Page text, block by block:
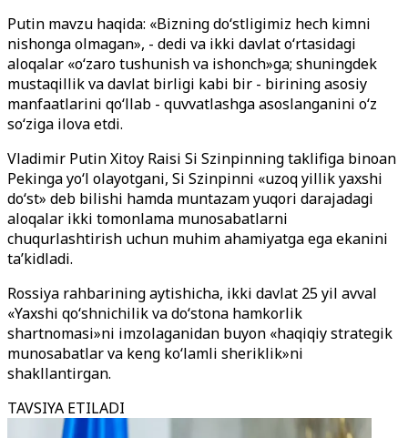
Putin mavzu haqida: «Bizning do‘stligimiz hech kimni
nishonga olmagan», - dedi va ikki davlat o‘rtasidagi
aloqalar «o‘zaro tushunish va ishonch»ga; shuningdek
mustaqillik va davlat birligi kabi bir - birining asosiy
manfaatlarini qo‘llab - quvvatlashga asoslanganini o‘z
so‘ziga ilova etdi.
Vladimir Putin Xitoy Raisi Si Szinpinning taklifiga binoan
Pekinga yo‘l olayotgani, Si Szinpinni «uzoq yillik yaxshi
do‘st» deb bilishi hamda muntazam yuqori darajadagi
aloqalar ikki tomonlama munosabatlarni
chuqurlashtirish uchun muhim ahamiyatga ega ekanini
ta’kidladi.
Rossiya rahbarining aytishicha, ikki davlat 25 yil avval
«Yaxshi qo‘shnichilik va do‘stona hamkorlik
shartnomasi»ni imzolaganidan buyon «haqiqiy strategik
munosabatlar va keng ko‘lamli sheriklik»ni
shakllantirgan.
TAVSIYA ETILADI